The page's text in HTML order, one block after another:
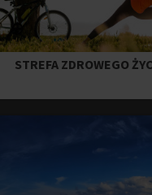
STREFA ZDROWEGO